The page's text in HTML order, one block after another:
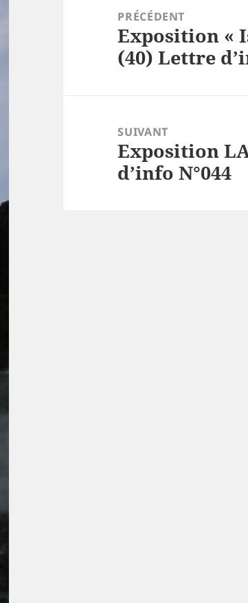
PRÉCÉDENT
Article
précédent :
Exposition «
(40) Lettre
SUIVANT
Article
suivant :
Exposition
d’info N°044